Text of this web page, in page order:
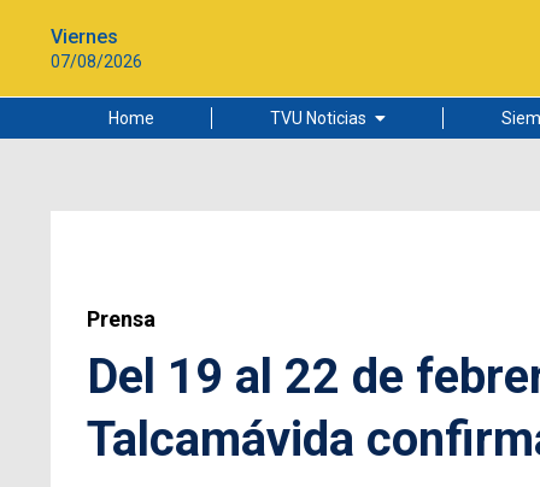
Viernes
07/08/2026
Home TVU Noticias
Ciudad
Prensa
Del 19 al 22 de
Talcamávida